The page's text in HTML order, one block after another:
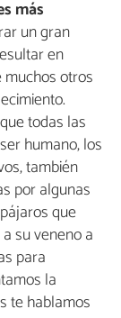
más
un gran
en
otros
todas las
humano, los
también
por algunas
que
su veneno a
para
la
te hablamos